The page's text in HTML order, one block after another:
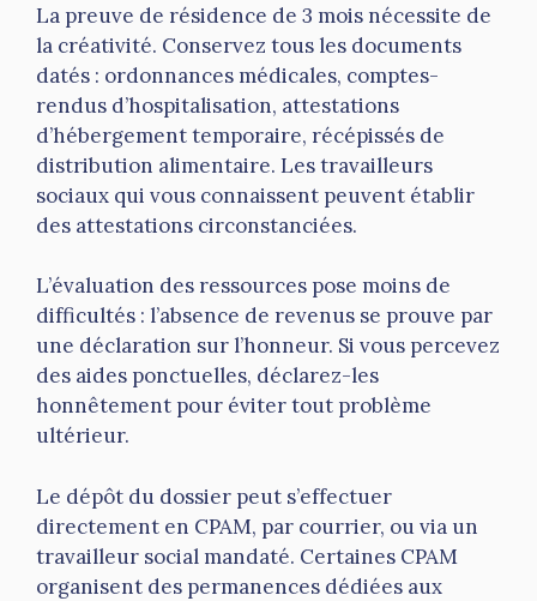
La preuve de résidence de 3 mois nécessite de
la créativité. Conservez tous les documents
datés : ordonnances médicales, comptes-
rendus d’hospitalisation, attestations
d’hébergement temporaire, récépissés de
distribution alimentaire. Les travailleurs
sociaux qui vous connaissent peuvent établir
des attestations circonstanciées.
L’évaluation des ressources pose moins de
difficultés : l’absence de revenus se prouve par
une déclaration sur l’honneur. Si vous percevez
des aides ponctuelles, déclarez-les
honnêtement pour éviter tout problème
ultérieur.
Le dépôt du dossier peut s’effectuer
directement en CPAM, par courrier, ou via un
travailleur social mandaté. Certaines CPAM
organisent des permanences dédiées aux